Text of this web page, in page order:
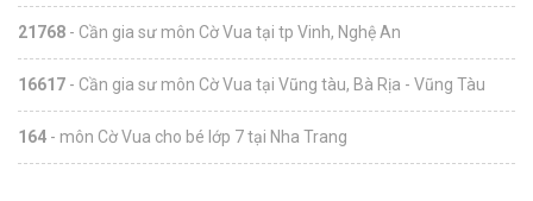
21768 - Cần gia sư môn Cờ Vua tại tp Vinh, Nghệ An
16617 - Cần gia sư môn Cờ Vua tại Vũng tàu, Bà Rịa - Vũng Tàu
164 - môn Cờ Vua cho bé lớp 7 tại Nha Trang